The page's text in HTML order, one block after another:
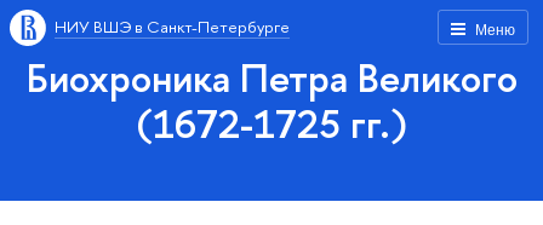
Меню
НИУ ВШЭ в Санкт-Петербурге
Биохроника Петра Великого
(1672-1725 гг.)